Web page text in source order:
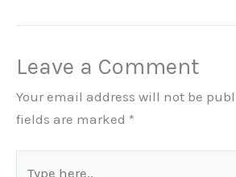
Leave a Comment
Your email address will not be
fields are marked *